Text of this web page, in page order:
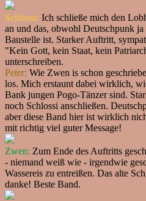
Schlossi: Ich schließe mich den
an und das, obwohl Deutschpunk
Baustelle ist. Starker Auftritt,
"Kein Gott, kein Staat, kein
unterschreiben.
Peter: Wie Zwen is schon
los. Mich erstaunt dabei wirklich,
Bank jungen Pogo-Tänzer sind.
noch Schlossi anschließen.
aber diese Band hier ist wirklich
mit richtig viel guter Message!
Zwen: Zum Ende des Auftritts
- niemand weiß wie - irgendwie
Wassereis zu entreißen. Das alte
danke! Beste Band.